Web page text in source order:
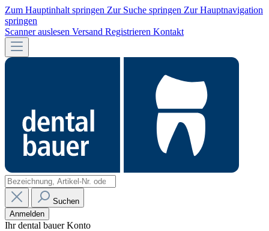
Zum Hauptinhalt springen Zur Suche springen Zur Hauptnavigation
springen
Scanner auslesen Versand Registrieren Kontakt
Suchen
Anmelden
Ihr dental bauer Konto